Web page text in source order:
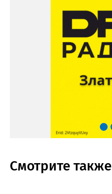
Смотрите также